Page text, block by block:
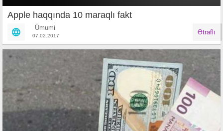
Apple haqqında 10 maraqlı fakt
Ümumi
07.02.2017 Ətraflı